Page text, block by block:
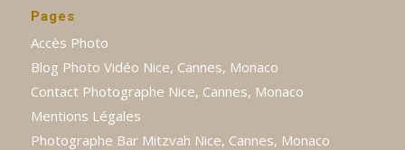
Pages
Accès Photo
Blog Photo Vidéo Nice, Cannes, Monaco
Contact Photographe Nice, Cannes, Monaco
Mentions Légales
Photographe Bar Mitzvah Nice, Cannes, Monaco